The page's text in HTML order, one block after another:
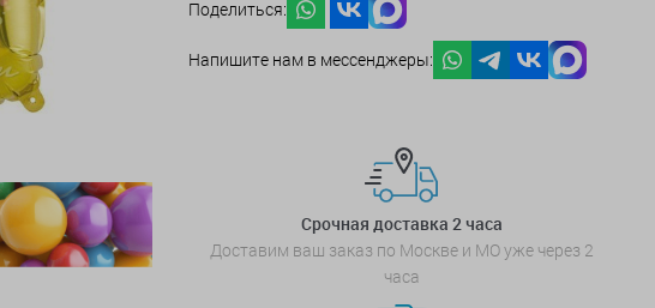
Поделиться:
Напишите нам в мессенджеры:
Срочная доставка 2 часа
Доставим ваш заказ по Москве и МО уже через 2
часа